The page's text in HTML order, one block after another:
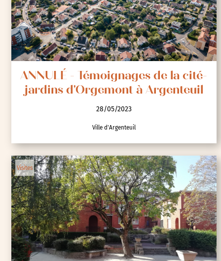
ANNULÉ - Témoignages de la cité-
jardins d'Orgemont à Argenteuil
28/05/2023
Ville d'Argenteuil
Visites